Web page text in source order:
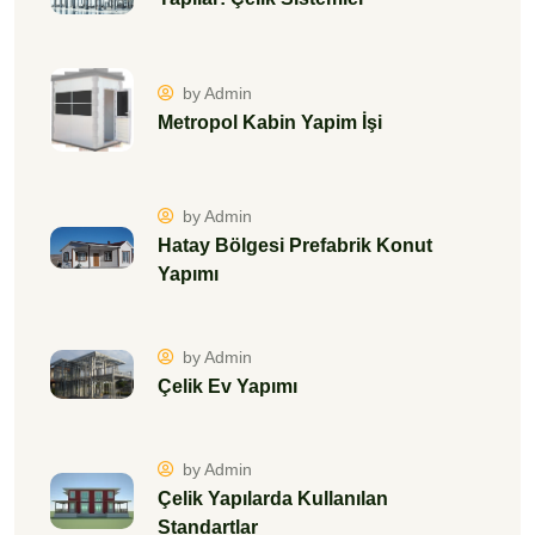
by Admin
Metropol Kabin Yapim İşi
by Admin
Hatay Bölgesi Prefabrik Konut
Yapımı
by Admin
Çelik Ev Yapımı
by Admin
Çelik Yapılarda Kullanılan
Standartlar